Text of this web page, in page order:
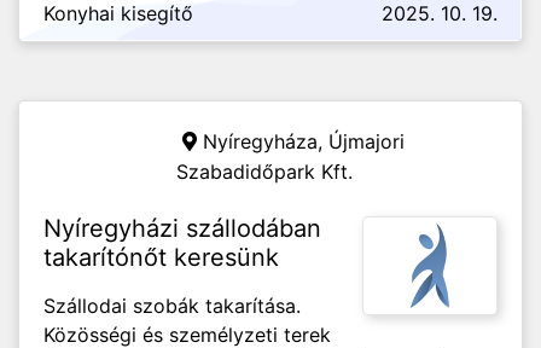
Konyhai kisegítő 2025. 10. 19.
Nyíregyháza, Újmajori
Szabadidőpark Kft.
Nyíregyházi szállodában
takarítónőt keresünk
Szállodai szobák takarítása.
Közösségi és személyzeti terek